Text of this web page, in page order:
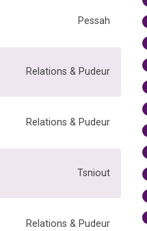
Pessah
Relations & Pudeur
Relations & Pudeur
Tsniout
Relations & Pudeur